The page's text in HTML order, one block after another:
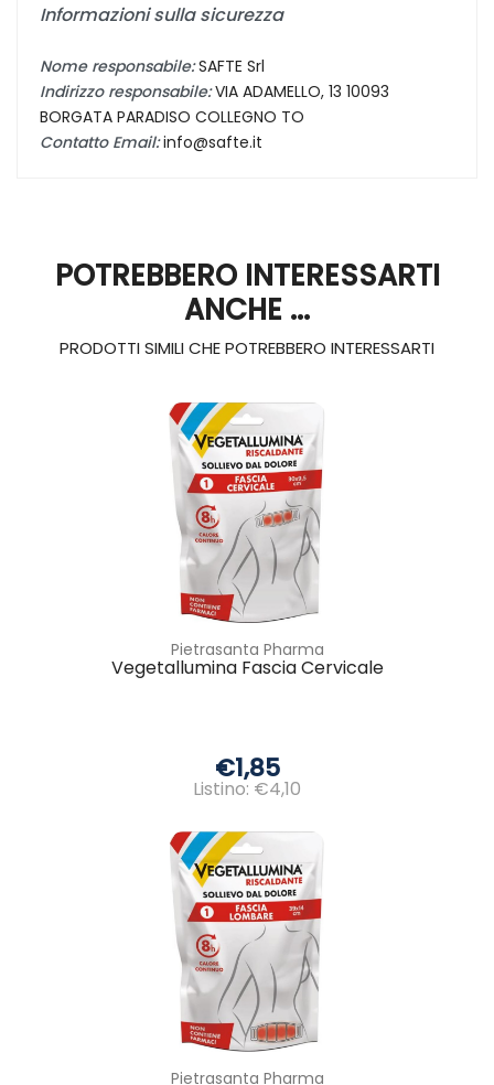
Informazioni sulla sicurezza
Nome responsabile:SAFTE Srl
Indirizzo responsabile:VIA ADAMELLO, 13 10093
BORGATA PARADISO COLLEGNO TO
Contatto Email:info@safte.it
POTREBBERO INTERESSARTI
ANCHE ...
PRODOTTI SIMILI CHE POTREBBERO INTERESSARTI
Pietrasanta Pharma
Vegetallumina Fascia Cervicale
€1,85
Listino: €4,10
Pietrasanta Pharma